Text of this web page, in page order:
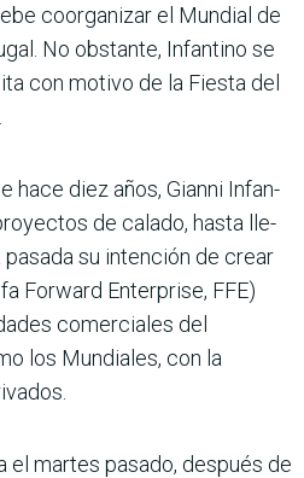
coorga­nizar el Mundial de
No obs­tante, Infantino se
con motivo de la Fiesta del
hace diez años, Gianni Infan­
de calado, hasta lle­
pasada su intención de crear
Forward Enterprise, FFE)
comerciales del
los Mundiales, con la
el martes pasado, después de